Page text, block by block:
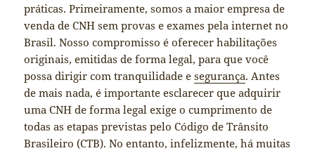
práticas. Primeiramente, somos a maior empresa de
venda de CNH sem provas e exames pela internet no
Brasil. Nosso compromisso é oferecer habilitações
originais, emitidas de forma legal, para que você
possa dirigir com tranquilidade esegurança. Antes
de mais nada, é importante esclarecer que adquirir
uma CNH de forma legal exige o cumprimento de
todas as etapas previstas pelo Código de Trânsito
Brasileiro (CTB). No entanto, infelizmente, há muitas